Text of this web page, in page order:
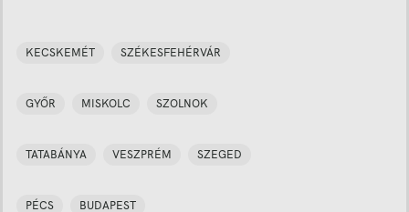
KECSKEMÉT SZÉKESFEHÉRVÁR
GYŐR MISKOLC SZOLNOK
TATABÁNYA VESZPRÉM SZEGED
PÉCS BUDAPEST